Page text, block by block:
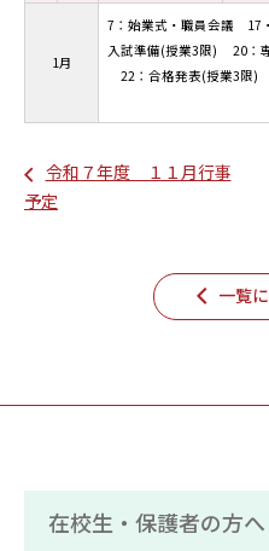
1月
7：始業式・職員会議 17
入試準備(授業3限) 20：
22：合格発表(授業3
令和７年度 １１月行事
予定
一覧
在校生・保護者の方へ